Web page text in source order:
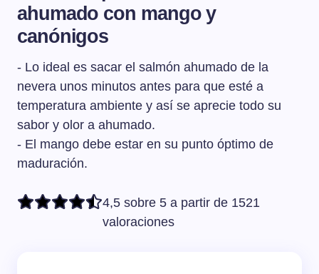
ahumado con mango y
canónigos
- Lo ideal es sacar el salmón ahumado de la
nevera unos minutos antes para que esté a
temperatura ambiente y así se aprecie todo su
sabor y olor a ahumado.
- El mango debe estar en su punto óptimo de
maduración.
4,5 sobre 5 a partir de 1521
valoraciones